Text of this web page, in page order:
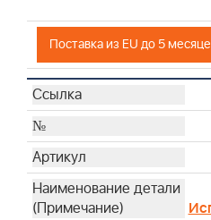
Поставка из EU до 5